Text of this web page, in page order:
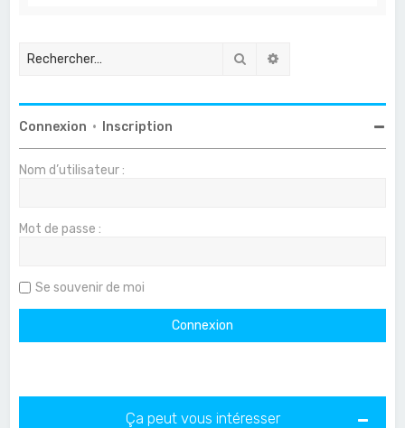
Rechercher
Connexion • Inscription
Nom d’utilisateur :
Mot de passe :
Se souvenir de moi
Ça peut vous intéresser